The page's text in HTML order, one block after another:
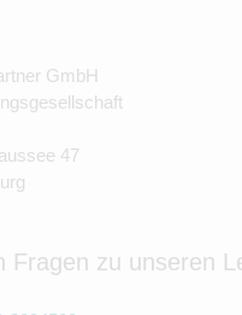
GmbH
47
Fragen zu unseren